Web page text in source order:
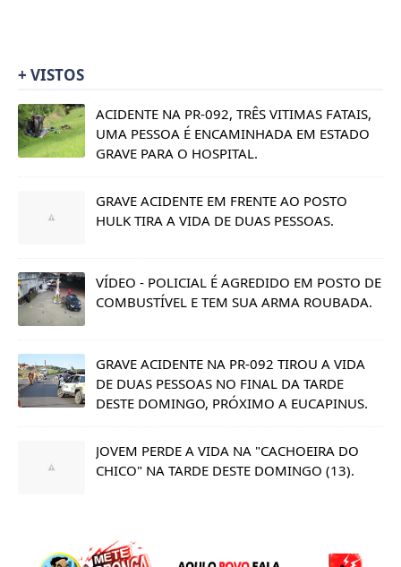
+ VISTOS
ACIDENTE NA PR-092, TRÊS VITIMAS FATAIS,
UMA PESSOA É ENCAMINHADA EM ESTADO
GRAVE PARA O HOSPITAL.
GRAVE ACIDENTE EM FRENTE AO POSTO
HULK TIRA A VIDA DE DUAS PESSOAS.
VÍDEO - POLICIAL É AGREDIDO EM POSTO DE
COMBUSTÍVEL E TEM SUA ARMA ROUBADA.
GRAVE ACIDENTE NA PR-092 TIROU A VIDA
DE DUAS PESSOAS NO FINAL DA TARDE
DESTE DOMINGO, PRÓXIMO A EUCAPINUS.
JOVEM PERDE A VIDA NA "CACHOEIRA DO
CHICO" NA TARDE DESTE DOMINGO (13).